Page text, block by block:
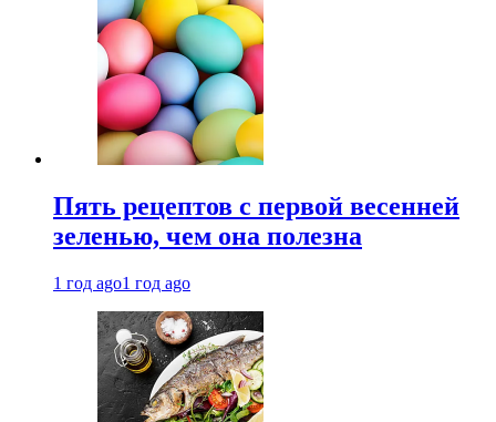
Пять рецептов с первой весенней
зеленью, чем она полезна
1 год ago1 год ago